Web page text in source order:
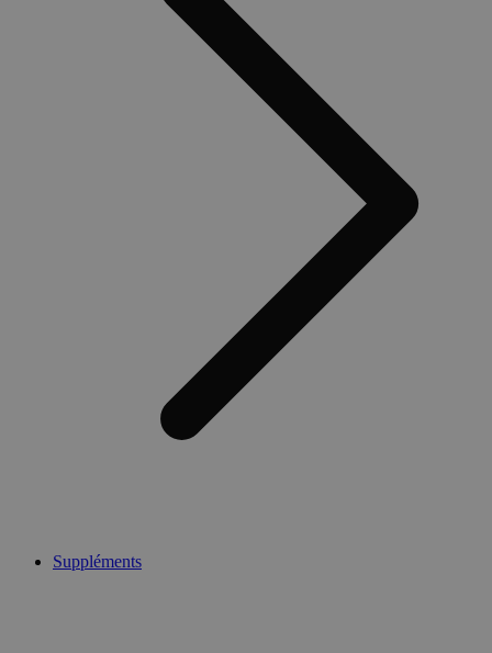
Suppléments